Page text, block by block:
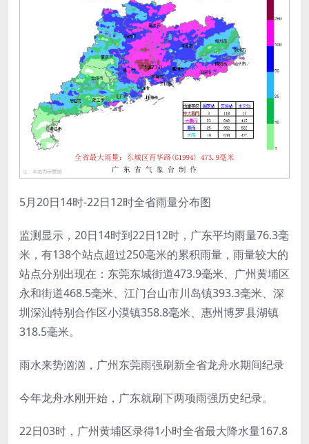
​5月20日14时-22日12时全省雨量分布图
监测显示，20日14时到22日12时，广东平均雨量76.3毫
米，有138个站点超过250毫米的累积雨量，雨量较大的
站点分别出现在：东莞东城街道473.9毫米、广州黄埔区
永和街道468.5毫米、江门台山市川岛镇393.3毫米、深
圳深汕特别合作区小漠镇358.8毫米、惠州博罗县湖镇
318.5毫米。
雨水来势汹汹，广州东莞雨强刷新全省龙舟水期间纪录
今年龙舟水刚开始，广东就刷下两项雨强历史纪录。
22日03时，广州黄埔区录得1小时全省最大降水量167.8